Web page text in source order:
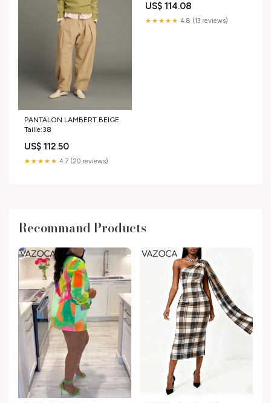
PANTALON LAMBERT BEIGE
Taille:38
US$ 112.50
★★★★★ 4.7 (20 reviews)
US$ 114.08
★★★★★ 4.8 (13 reviews)
Recommand Products